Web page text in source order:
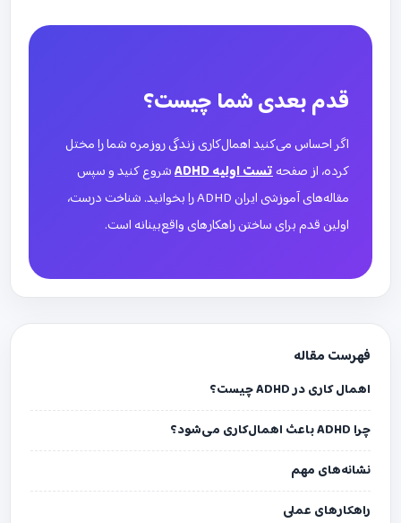
قدم بعدی شما چیست؟
اگر احساس می‌کنید اهمال‌کاری زندگی روزمره شما را مختل
کرده، از صفحهتست اولیه ADHD
شروع کنید و سپس
مقاله‌های آموزشی ایران ADHD را بخوانید. شناخت درست،
اولین قدم برای ساختن راهکارهای واقع‌بینانه است.
فهرست مقاله
اهمال کاری در ADHD چیست؟
چرا ADHD باعث اهمال‌کاری می‌شود؟
نشانه‌های مهم
راهکارهای عملی